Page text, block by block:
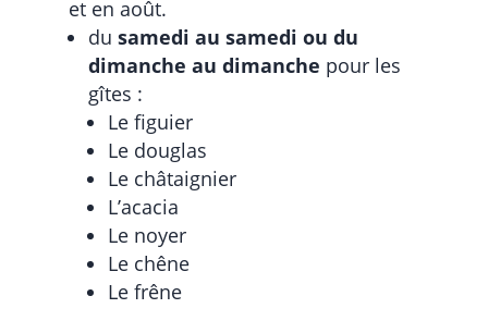
et en août.
du samedi au samedi ou du
dimanche au dimanche pour les
gîtes :
Le figuier
Le douglas
Le châtaignier
L’acacia
Le noyer
Le chêne
Le frêne